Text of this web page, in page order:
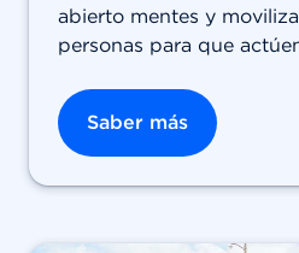
abierto mentes y
personas para que
Saber más